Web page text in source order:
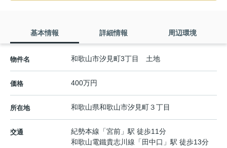
基本情報 詳細情報 周辺環境
物件名 和歌山市汐見町3丁目 土地
価格 400万円
所在地 和歌山県和歌山市汐見町３丁目
交通 紀勢本線 「宮前 」駅 徒歩11分
和歌山電鐵貴志川線 「 田中口 」駅 徒歩13分